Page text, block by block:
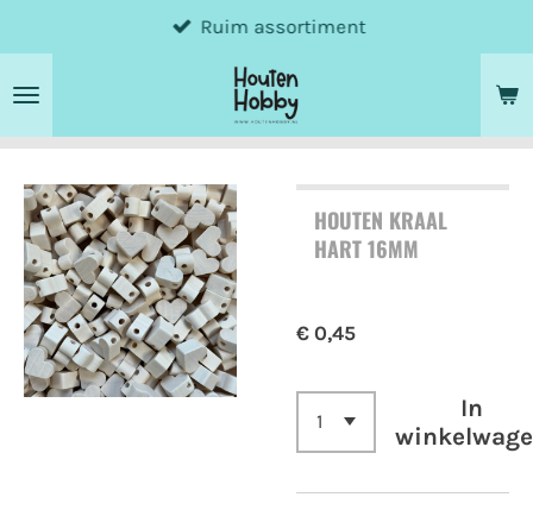
direct
naar
Ruim assortiment
HOUTEN KRAAL
HART 16MM
€ 0,45
In